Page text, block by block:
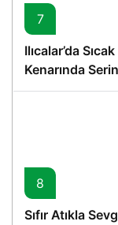
7
Ilıcalar’da
Kenarında
8
Sıfır Atıkla